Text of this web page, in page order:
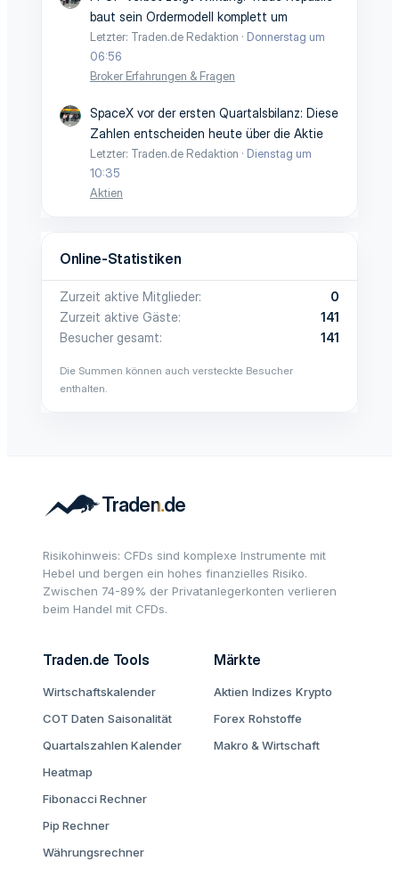
baut sein Ordermodell komplett um
Letzter: Traden.de Redaktion
Donnerstag um
06:56
Broker Erfahrungen & Fragen
SpaceX vor der ersten Quartalsbilanz: Diese
Zahlen entscheiden heute über die Aktie
Letzter: Traden.de Redaktion
Dienstag um
10:35
Aktien
Online-Statistiken
Zurzeit aktive Mitglieder
0
Zurzeit aktive Gäste
141
Besucher gesamt
141
Die Summen können auch versteckte Besucher
enthalten.
Risikohinweis: CFDs sind komplexe Instrumente mit
Hebel und bergen ein hohes finanzielles Risiko.
Zwischen 74-89% der Privatanlegerkonten verlieren
beim Handel mit CFDs.
Traden.de Tools
Wirtschaftskalender
COT Daten Saisonalität
Quartalszahlen Kalender
Heatmap
Fibonacci Rechner
Pip Rechner
Währungsrechner
Märkte
Aktien Indizes Krypto
Forex Rohstoffe
Makro & Wirtschaft